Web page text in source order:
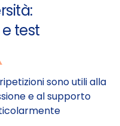
test
sono utili alla
e al supporto